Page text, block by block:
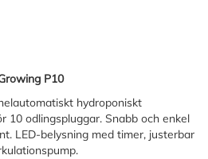
P10
hydroponiskt
10 odlingspluggar. Snabb och enkel
LED-belysning med timer, justerbar